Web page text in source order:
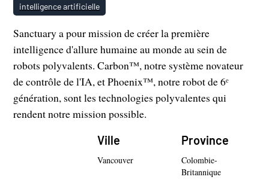
intelligence artificielle
Sanctuary a pour mission de créer la première
intelligence d'allure humaine au monde au sein de
robots polyvalents. Carbon™, notre système novateur
de contrôle de l'IA, et Phoenix™, notre robot de 6ᵉ
génération, sont les technologies polyvalentes qui
rendent notre mission possible.
Ville
Vancouver
Province
Colombie-
Britannique